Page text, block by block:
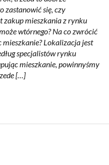
zastanowić się, czy
zakup mieszkania z rynku
wtórnego? Na co zwrócić
mieszkanie? Lokalizacja jest
specjalistów rynku
mieszkanie, powinnyśmy
[…]